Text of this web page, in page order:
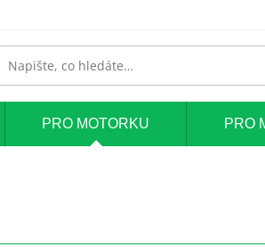
PRO MOTORKU PRO